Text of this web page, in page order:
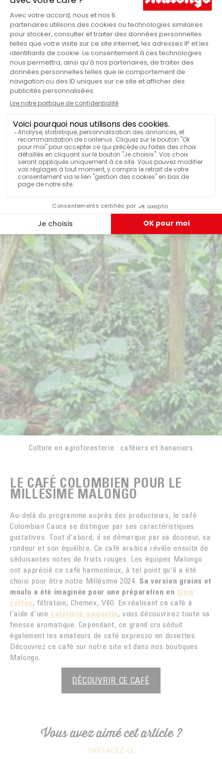
se compose d’une soixantaine de petits producteurs dont
les revenus étaient auparavant basés sur des cultures
illicites. Ils se consacrent aujourd’hui à la production et la
commercialisation de café leur permettant d’améliorer
leurs conditions de vie. En achetant les récoltes des
coopératives, Malongo assure leurs débouchés et participe
ainsi à leur développement économique. Désormais, les
producteurs ont accès à des revenus stables, légaux et
réguliers.
Culture en agroforesterie : caféiers et bananiers
LE CAFÉ COLOMBIEN POUR LE
MILLÉSIME MALONGO
Au-delà du programme auprès des producteurs, le café
Colombian Cauca se distingue par ses caractéristiques
gustatives. Tout d’abord, il se démarque par sa douceur, sa
rondeur et son équilibre. Ce café arabica révèle ensuite de
séduisantes notes de fruits rouges. Les équipes Malongo
ont apprécié ce café harmonieux, à tel point qu’il a été
choisi pour être notre Millésime 2024. Sa version grains et
moulu a été imaginée pour une préparation en slow
coffee, filtration, Chemex, V60. En réalisant ce café à
l’aide d’une cafetière manuelle, vous découvrirez toute sa
finesse aromatique. Cependant, ce grand cru séduit
également les amateurs de café expresso en dosettes.
Découvrez ce café sur notre site et dans nos boutiques
Malongo.
DÉCOUVRIR CE CAFÉ
Vous avez aimé cet article ?
PARTAGEZ-LE